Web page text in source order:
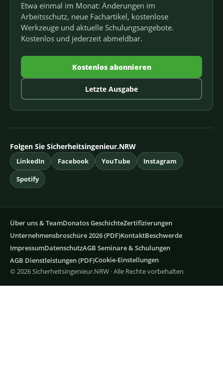
Etwa einmal im Monat: Änderungen im
Arbeitsschutz, neue Fachartikel, kostenlose
Werkzeuge und aktuelle Schulungsangebote.
Kostenlos und jederzeit abmeldbar.
Kostenlos abonnieren
Letzte Ausgabe
Folgen Sie Sicherheitsingenieur.NRW
LinkedIn Facebook YouTube
Instagram
Spotify
Über uns & TeamDonatos GeschichteZertifizierungen
Unternehmensbroschüre 2026 (PDF)KontaktBeschwerde
ImpressumDatenschutzAGB Seminare & Schulungen
AGB Dienstleistungen (PDF)Cookie-Einstellungen
© 2026 Sicherheitsingenieur.NRW · Alle Rechte vorbehalten